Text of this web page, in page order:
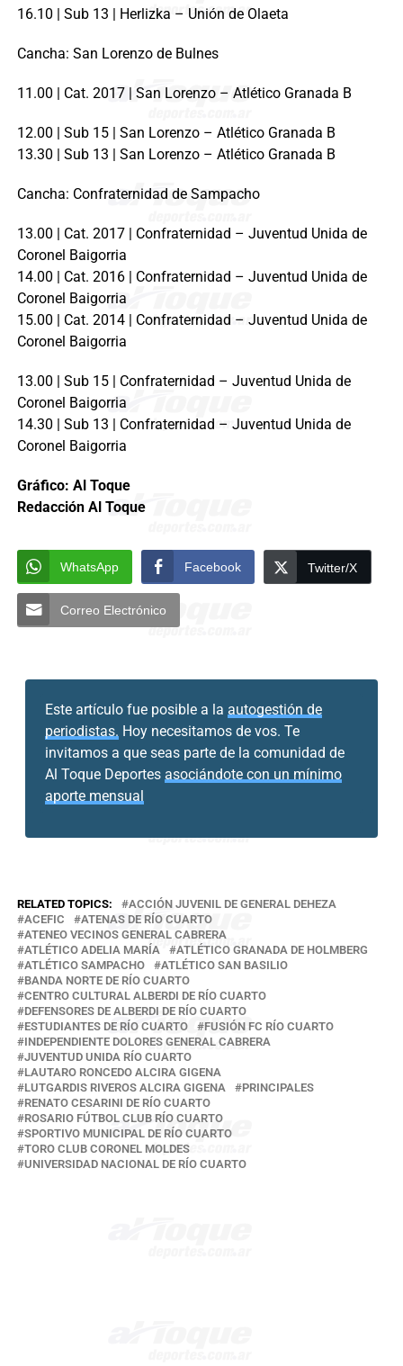
16.10 | Sub 13 | Herlizka – Unión de Olaeta
Cancha: San Lorenzo de Bulnes
11.00 | Cat. 2017 | San Lorenzo – Atlético Granada B
12.00 | Sub 15 | San Lorenzo – Atlético Granada B
13.30 | Sub 13 | San Lorenzo – Atlético Granada B
Cancha: Confraternidad de Sampacho
13.00 | Cat. 2017 | Confraternidad – Juventud Unida de
Coronel Baigorria
14.00 | Cat. 2016 | Confraternidad – Juventud Unida de
Coronel Baigorria
15.00 | Cat. 2014 | Confraternidad – Juventud Unida de
Coronel Baigorria
13.00 | Sub 15 | Confraternidad – Juventud Unida de
Coronel Baigorria
14.30 | Sub 13 | Confraternidad – Juventud Unida de
Coronel Baigorria
Gráfico: Al Toque
Redacción Al Toque
WhatsApp Facebook Twitter/X
Correo Electrónico
Este artículo fue posible a la autogestión de
periodistas. Hoy necesitamos de vos. Te
invitamos a que seas parte de la comunidad de
Al Toque Deportes asociándote con un mínimo
aporte mensual
RELATED TOPICS:
ACCIÓN JUVENIL DE GENERAL DEHEZA
ACEFIC
ATENAS DE RÍO CUARTO
ATENEO VECINOS GENERAL CABRERA
ATLÉTICO ADELIA MARÍA
ATLÉTICO GRANADA DE HOLMBERG
ATLÉTICO SAMPACHO
ATLÉTICO SAN BASILIO
BANDA NORTE DE RÍO CUARTO
CENTRO CULTURAL ALBERDI DE RÍO CUARTO
DEFENSORES DE ALBERDI DE RÍO CUARTO
ESTUDIANTES DE RÍO CUARTO
FUSIÓN FC RÍO CUARTO
INDEPENDIENTE DOLORES GENERAL CABRERA
JUVENTUD UNIDA RÍO CUARTO
LAUTARO RONCEDO ALCIRA GIGENA
LUTGARDIS RIVEROS ALCIRA GIGENA
PRINCIPALES
RENATO CESARINI DE RÍO CUARTO
ROSARIO FÚTBOL CLUB RÍO CUARTO
SPORTIVO MUNICIPAL DE RÍO CUARTO
TORO CLUB CORONEL MOLDES
UNIVERSIDAD NACIONAL DE RÍO CUARTO